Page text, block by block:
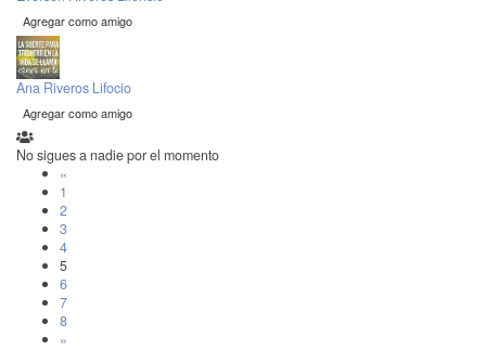
Agregar como amigo
Ana Riveros Lifocio
Agregar como amigo
No sigues a nadie por el momento
«
1
2
3
4
5
6
7
8
»